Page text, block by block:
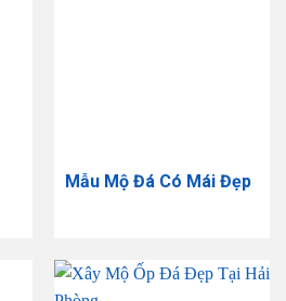
Mẫu Mộ Đá Có Mái Đẹp